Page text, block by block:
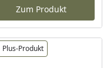
Zum Produkt
Plus-Produkt